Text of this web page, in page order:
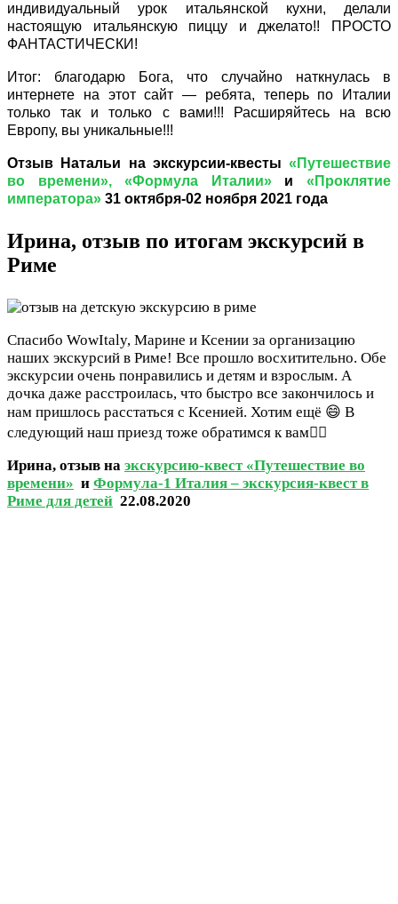
индивидуальный урок итальянской кухни, делали
настоящую итальянскую пиццу и джелато!! ПРОСТО
ФАНТАСТИЧЕСКИ!
Итог: благодарю Бога, что случайно наткнулась в
интернете на этот сайт — ребята, теперь по Италии
только так и только с вами!!!
Расширяйтесь на всю
Европу, вы уникальные!!!
Отзыв Натальи на экскурсии-квесты «Путешествие
во времени»,«Формула Италии»и«Проклятие
императора» 31 октября-02 ноября 2021 года
Ирина, отзыв по итогам экскурсий в
Риме
Спасибо WowItaly, Марине и Ксении за организацию
наших экскурсий в Риме! Все прошло восхитительно. Обе
экскурсии очень понравились и детям и взрослым. А
дочка даже расстроилась, что быстро все закончилось и
нам пришлось расстаться с Ксенией. Хотим ещё 😄 В
следующий наш приезд тоже обратимся к вам👍🏻
Ирина, отзыв на экскурсию-квест «Путешествие во
времени» и Формула-1 Италия – экскурсия-квест в
Риме для детей 22.08.2020